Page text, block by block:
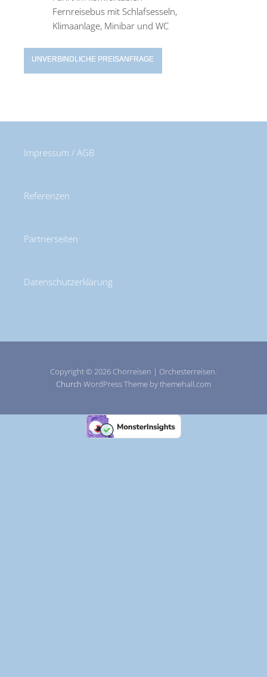
Fernreisebus mit Schlafsesseln,
Klimaanlage, Minibar und WC
UNVERBINDLICHE PREISANFRAGE
Impressum / AGB
Referenzen
Partnerseiten
Datenschutzerklärung
Copyright © 2026 Chorreisen | Orchesterreisen.
Church WordPress Theme by themehall.com